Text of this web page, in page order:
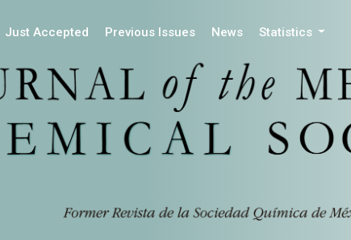
Just Accepted Previous Issues News Statistics